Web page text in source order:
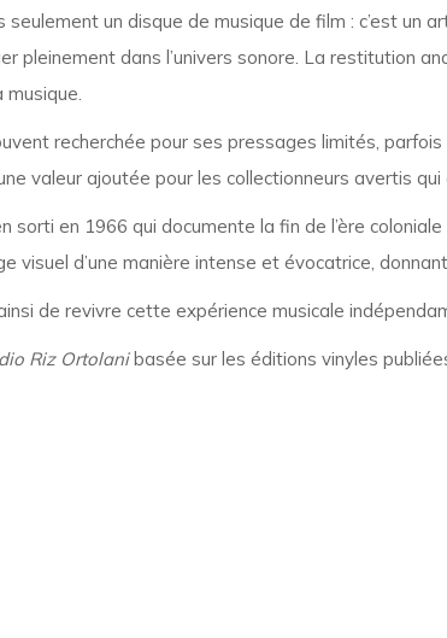
seulement un disque de musique de film : c’est
pleinement dans l’univers sonore. La restitution
recherchée pour ses pressages limités,
valeur ajoutée pour les collectionneurs avertis
sorti en 1966 qui documente la fin de l’ère
visuel d’une manière intense et évocatrice,
de revivre cette expérience musicale
Riz Ortolanibasée sur les éditions vinyles